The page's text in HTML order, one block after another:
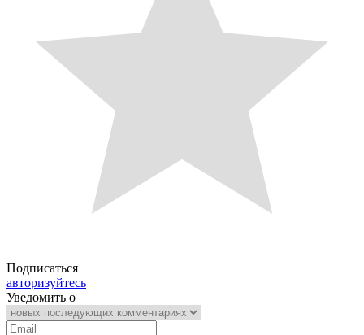
Подписаться
авторизуйтесь
Уведомить о